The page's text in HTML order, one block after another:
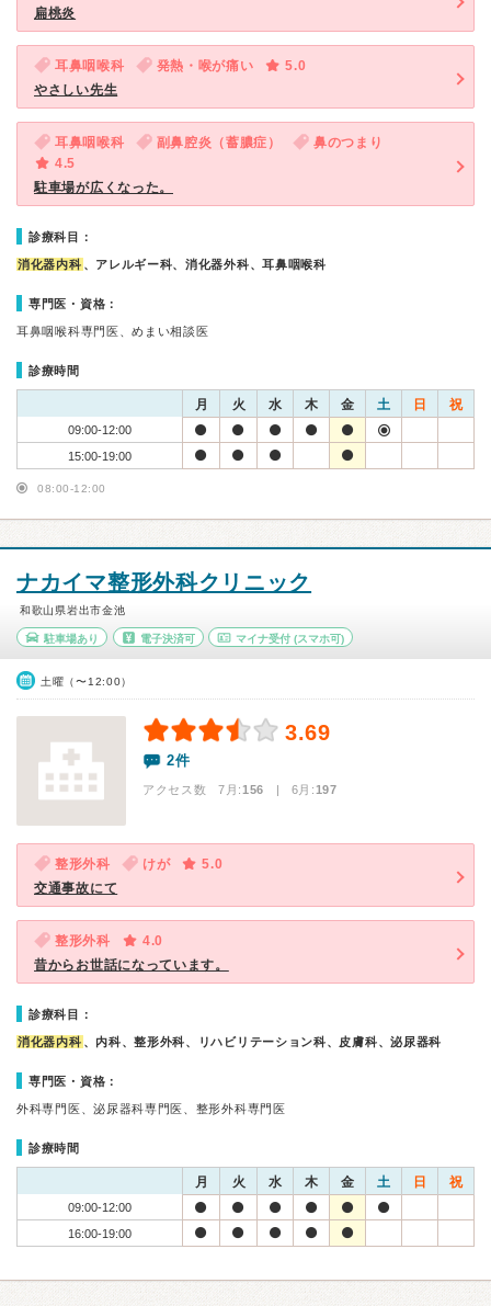
扁桃炎
耳鼻咽喉科 発熱・喉が痛い
5.0
やさしい先生
耳鼻咽喉科 副鼻腔炎（蓄膿症）
鼻のつまり
4.5
駐車場が広くなった。
診療科目：
消化器内科 、アレルギー科、消化器外科、耳鼻咽喉科
専門医・資格：
耳鼻咽喉科専門医、めまい相談医
診療時間
月 火 水 木 金 土 日 祝
09:00-12:00
15:00-19:00
08:00-12:00
ナカイマ整形外科クリニック
和歌山県岩出市金池
駐車場あり 電子決済可 マイナ受付 (スマホ可)
土曜（〜12:00）
3.69
2件
アクセス数 7月:156 | 6月:197
整形外科 けが
5.0
交通事故にて
整形外科
4.0
昔からお世話になっています。
診療科目：
消化器内科 、内科、整形外科、リハビリテーション科、皮膚科、泌尿器科
専門医・資格：
外科専門医、泌尿器科専門医、整形外科専門医
診療時間
月 火 水 木 金 土 日 祝
09:00-12:00
16:00-19:00